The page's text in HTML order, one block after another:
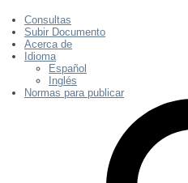
Consultas
Subir Documento
Acerca de
Idioma
Español
Inglés
Normas para publicar